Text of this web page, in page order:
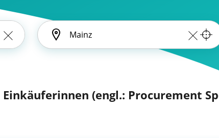
(engl.: Procurement